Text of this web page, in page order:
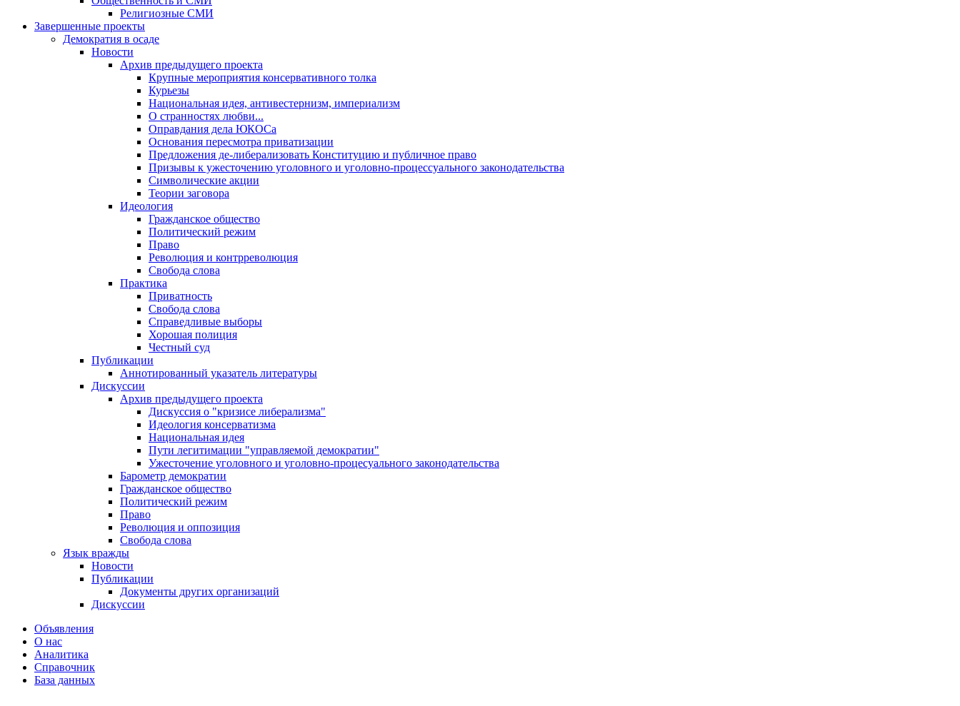
Религиозные СМИ
Завершенные проекты
Демократия в осаде
Новости
Архив предыдущего проекта
Крупные мероприятия консервативного толка
Курьезы
Национальная идея, антивестернизм, империализм
О странностях любви...
Оправдания дела ЮКОСа
Основания пересмотра приватизации
Предложения де-либерализовать Конституцию и публичное право
Призывы к ужесточению уголовного и уголовно-процессуального законодательства
Символические акции
Теории заговора
Идеология
Гражданское общество
Политический режим
Право
Революция и контрреволюция
Свобода слова
Практика
Приватность
Свобода слова
Справедливые выборы
Хорошая полиция
Честный суд
Публикации
Аннотированный указатель литературы
Дискуссии
Архив предыдущего проекта
Дискуссия о "кризисе либерализма"
Идеология консерватизма
Национальная идея
Пути легитимации "управляемой демократии"
Ужесточение уголовного и уголовно-процесуального законодательства
Барометр демократии
Гражданское общество
Политический режим
Право
Революция и оппозиция
Свобода слова
Язык вражды
Новости
Публикации
Документы других организаций
Дискуссии
Объявления
О нас
Аналитика
Справочник
База данных